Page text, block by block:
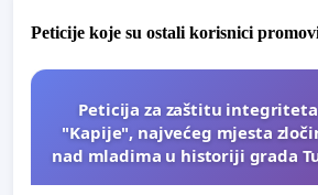
Peticije koje su ostali korisnici
Peticija za zaštitu integriteta
"Kapije", najvećeg mjesta
nad mladima u historiji grada